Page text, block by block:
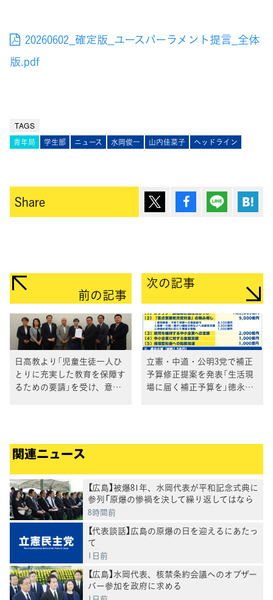
20260602_確定版_ユースパーラメント提言_全体
版.pdf
TAGS
青年局 学生部 ニュース 水岡俊一 山内佳菜子 ヘッドライン
Share ポスト シェア Lineで送
前の記事
日高教より「児童生徒一人ひ
とりに充実した教育を保障す
るための要請」を受け、意見
次の記事
立憲・中道・公明3党で補正
予算修正提案を発表「生活現
場に届く補正予算を」徳永エ
関連ニュース
【広島】被爆81年、水岡代表が平和記念式典に
参列「原爆の惨禍を決して繰り返してはなら
ない」
8時間前
【代表談話】広島の原爆の日を迎えるにあたっ
て
1日前
【広島】水岡代表、核禁条約会議へのオブザー
バー参加を政府に求める